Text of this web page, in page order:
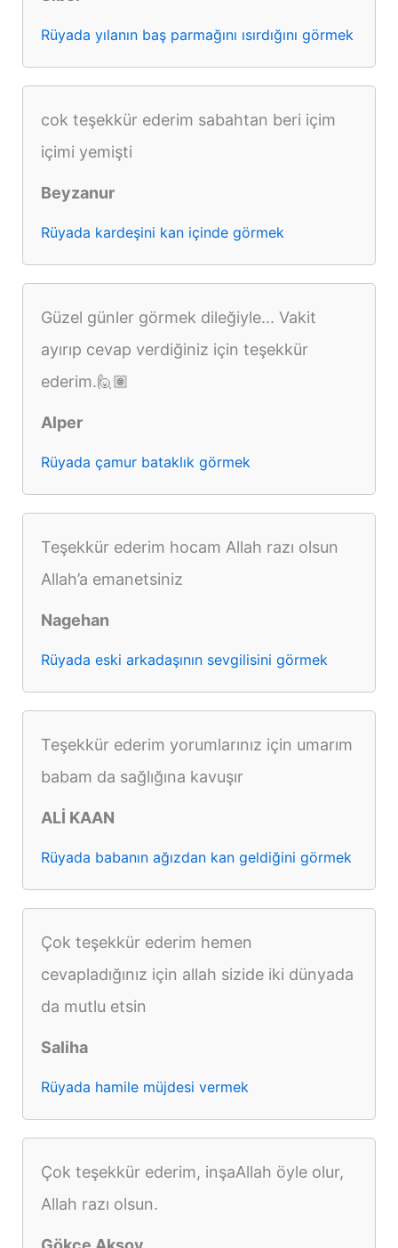
Rüyada yılanın baş parmağını ısırdığını görmek
cok teşekkür ederim sabahtan beri içim
içimi yemişti
Beyzanur
Rüyada kardeşini kan içinde görmek
Güzel günler görmek dileğiyle... Vakit
ayırıp cevap verdiğiniz için teşekkür
ederim.🙋🏽
Alper
Rüyada çamur bataklık görmek
Teşekkür ederim hocam Allah razı olsun
Allah’a emanetsiniz
Nagehan
Rüyada eski arkadaşının sevgilisini görmek
Teşekkür ederim yorumlarınız için umarım
babam da sağlığına kavuşır
ALİ KAAN
Rüyada babanın ağızdan kan geldiğini görmek
Çok teşekkür ederim hemen
cevapladığınız için allah sizide iki dünyada
da mutlu etsin
Saliha
Rüyada hamile müjdesi vermek
Çok teşekkür ederim, inşaAllah öyle olur,
Allah razı olsun.